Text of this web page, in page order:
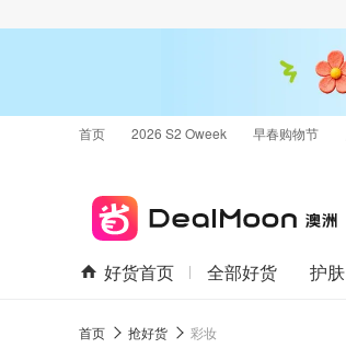
首页 2026 S2 Oweek 早春购物节
好货首页 全部好货 护肤
首页 抢好货 彩妆